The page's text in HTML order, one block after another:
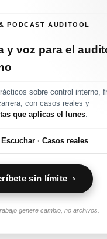
PODCAST AUDITOOL
y voz para el
sobre control interno,
con casos reales y
que aplicas el lunes.
Escuchar · Casos reales
sin límite ›
genere cambio, no archivos.